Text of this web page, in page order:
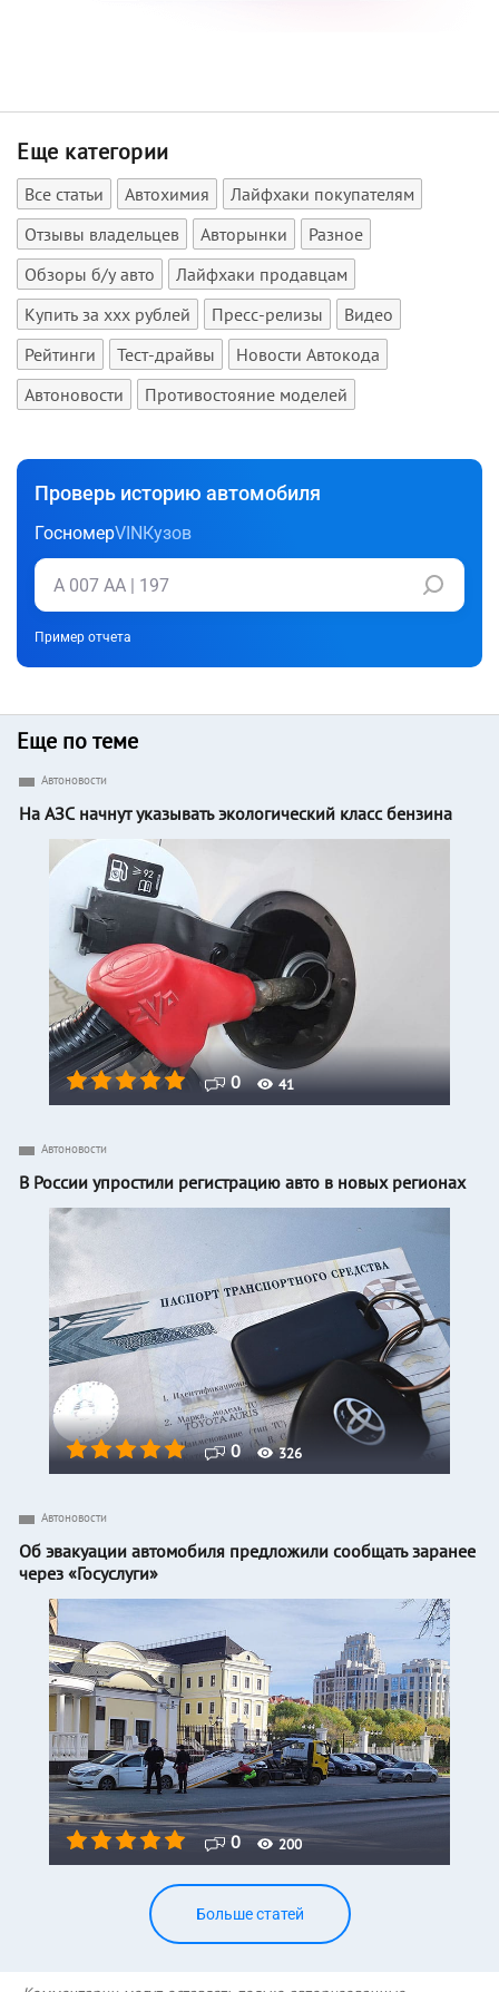
Еще категории
Все статьи Автохимия
Лайфхаки покупателям
Отзывы владельцев
Авторынки
Разное
Обзоры б/у авто
Лайфхаки продавцам
Купить за xxx рублей
Пресс-релизы
Видео
Рейтинги
Тест-драйвы
Новости Автокода
Автоновости
Противостояние моделей
Проверь историю автомобиля
ГосномерVIN Кузов
Пример отчета
Еще по теме
0 41
Автоновости
На АЗС начнут указывать экологический класс бензина
0 326
Автоновости
В России упростили регистрацию авто в новых регионах
0 200
Автоновости
Об эвакуации автомобиля предложили сообщать заранее
через «Госуслуги»
Больше статей